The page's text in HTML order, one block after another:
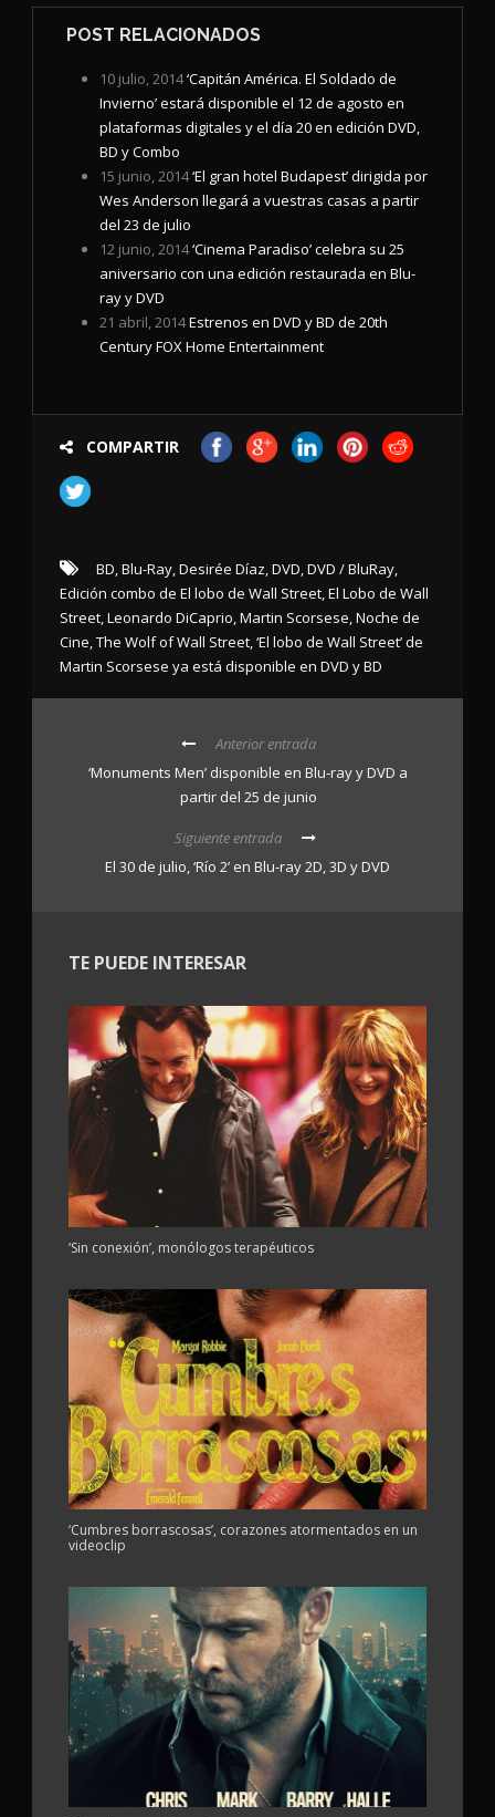
POST RELACIONADOS
10 julio, 2014‘Capitán América. El Soldado de
Invierno’ estará disponible el 12 de agosto en
plataformas digitales y el día 20 en edición DVD,
BD y Combo
15 junio, 2014‘El gran hotel Budapest’ dirigida por
Wes Anderson llegará a vuestras casas a partir
del 23 de julio
12 junio, 2014‘Cinema Paradiso’ celebra su 25
aniversario con una edición restaurada en Blu-
ray y DVD
21 abril, 2014Estrenos en DVD y BD de 20th
Century FOX Home Entertainment
COMPARTIR
BD,Blu-Ray,Desirée Díaz,DVD,DVD / BluRay,
Edición combo de El lobo de Wall Street,El Lobo de Wall
Street,Leonardo DiCaprio,Martin Scorsese,Noche de
Cine,The Wolf of Wall Street,‘El lobo de Wall Street’ de
Martin Scorsese ya está disponible en DVD y BD
Anterior entrada
‘Monuments Men’ disponible en Blu-ray y DVD a
partir del 25 de junio
Siguiente entrada
El 30 de julio, ‘Río 2’ en Blu-ray 2D, 3D y DVD
TE PUEDE INTERESAR
‘Sin conexión’, monólogos terapéuticos
‘Cumbres borrascosas’, corazones atormentados en un
videoclip